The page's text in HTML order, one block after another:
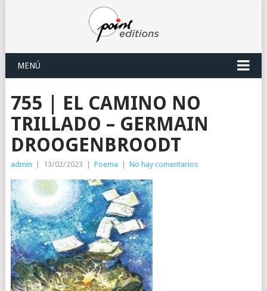
MENÚ
755 | EL CAMINO NO
TRILLADO – GERMAIN
DROOGENBROODT
admin 13/02/2023 Poema No hay comentarios